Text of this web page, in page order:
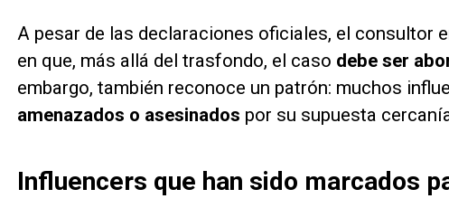
A pesar de las declaraciones oficiales, el consultor
en que, más allá del trasfondo, el caso debe ser
embargo, también reconoce un patrón: muchos
amenazados o asesinados por su supuesta
Influencers que han sido marcados